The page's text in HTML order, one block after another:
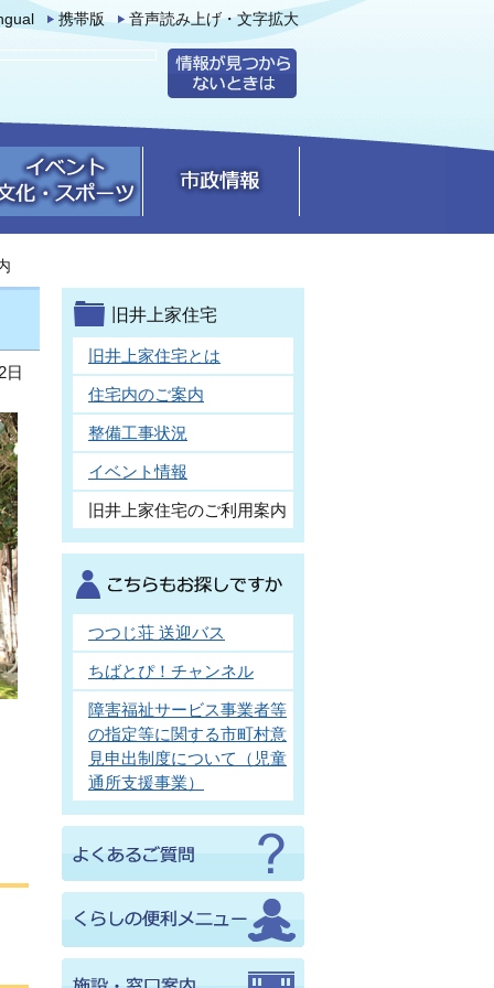
携帯版 音声読み上げ・文字拡大
日
旧井上家住宅
旧井上家住宅とは
住宅内のご案内
整備工事状況
イベント情報
旧井上家住宅のご利用案内
つつじ荘 送迎バス
ちばとぴ！チャンネル
障害福祉サービス事業者等
の指定等に関する市町村意
見申出制度について（児童
通所支援事業）